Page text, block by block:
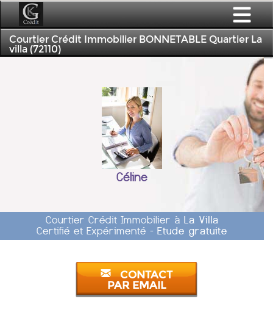
Courtier Crédit Immobilier BONNETABLE Quartier La
villa (72110)
Céline
Courtier Crédit Immobilier à La Villa
Certifié et Expérimenté - Etude gratuite
CONTACT
PAR EMAIL